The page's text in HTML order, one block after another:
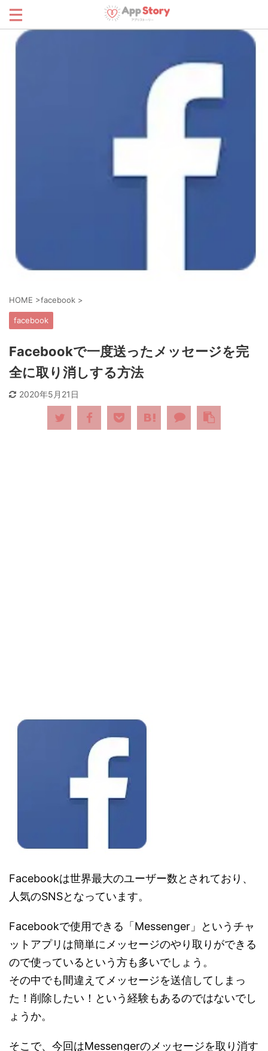
HOME >facebook >
facebook
Facebookで一度送ったメッセージを完
全に取り消しする方法
2020年5月21日
Facebookは世界最大のユーザー数とされており、
人気のSNSとなっています。
Facebookで使用できる「Messenger」というチャ
ットアプリは簡単にメッセージのやり取りができる
ので使っているという方も多いでしょう。
その中でも間違えてメッセージを送信してしまっ
た！削除したい！という経験もあるのではないでし
ょうか。
そこで、今回はMessengerのメッセージを取り消す